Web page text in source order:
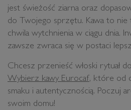
jest świeżość ziarna oraz
do Twojego sprzętu. Kawa to nie
chwila wytchnienia w ciągu dnia.
zawsze zwraca się w postaci
Chcesz przenieść włoski rytuał
Wybierz kawy Eurocaf, które od
smaku i autentycznością. Poczuj
swoim domu!